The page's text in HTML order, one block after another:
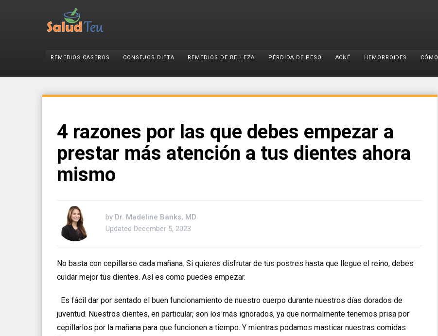
REMEDIOS CASEROS CONSEJOS DIETA REMEDIOS DE BELLEZA PÉRDIDA DE PESO ACNÉ HEMORROIDES CÓMO
4 razones por las que debes empezar a
prestar más atención a tus dientes ahora
mismo
by Dr. Madeline Banks, MD
Updated December 5, 2023
No basta con cepillarse cada mañana. Si quieres disfrutar de tus postres hasta que llegue el reino, debes
cuidar mejor tus dientes. Así es como puedes empezar.
Es fácil dar por sentado el buen funcionamiento de nuestro cuerpo durante nuestros días dorados de
juventud. Nuestros dientes, en particular, son los más ignorados, ya que normalmente tenemos prisa por
cepillarlos por la mañana para que funcionen a tiempo. Y mientras podamos masticar nuestras comidas